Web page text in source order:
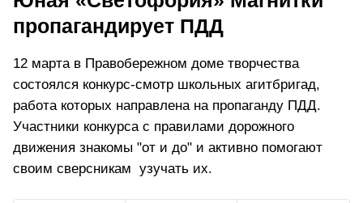
пропагандирует ПДД
12 марта в Правобережном доме творчества
состоялся конкурс-смотр школьных агитбригад,
работа которых направлена на пропаганду ПДД.
Участники конкурса с правилами дорожного
движения знакомы "от и до" и активно помогают
своим сверсникам узучать их.